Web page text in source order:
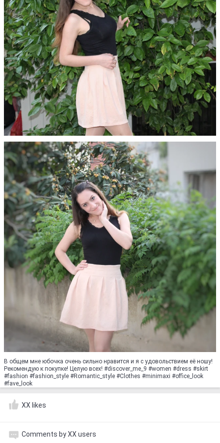
В общем мне юбочка очень сильно нравится и я с удовольствием её ношу!
Рекомендую к покупке! Целую всех! #discover_me_9 #women #dress #skirt
#fashion #fashion_style #Romantic_style #Clothes #minimaxi #office_look
#fave_look
XX likes
Comments by XX users